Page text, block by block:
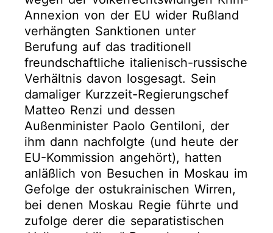
Annexion von der EU wider Rußland
verhängten Sanktionen unter
Berufung auf das traditionell
freundschaftliche italienisch-russische
Verhältnis davon losgesagt. Sein
damaliger Kurzzeit-Regierungschef
Matteo Renzi und dessen
Außenminister Paolo Gentiloni, der
ihm dann nachfolgte (und heute der
EU-Kommission angehört), hatten
anläßlich von Besuchen in Moskau im
Gefolge der ostukrainischen Wirren,
bei denen Moskau Regie führte und
zufolge derer die separatistischen